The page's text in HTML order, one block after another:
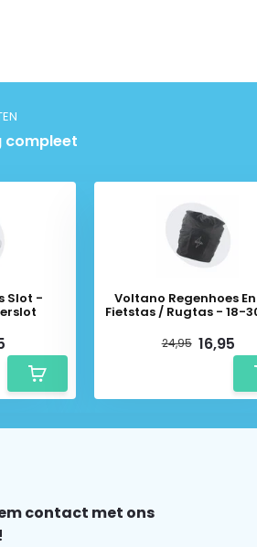
compleet
Slot - Voltano Regenhoes
Fietstas / Rugtas - 18-
24,95 16,95
contact met ons